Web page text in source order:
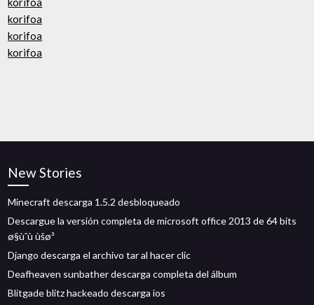
korifoa
korifoa
korifoa
New Stories
Minecraft descarga 1.5.2 desbloqueado
Descargue la versión completa de microsoft office 2013 de 64 bits
ø§ùˆù ùšø³
Django descarga el archivo tar al hacer clic
Deafheaven sunbather descarga completa del álbum
Blitgade blitz hackeado descarga ios